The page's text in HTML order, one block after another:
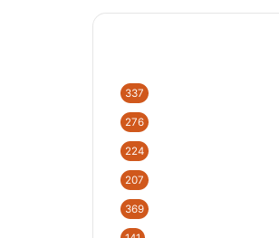
337
276
224
207
369